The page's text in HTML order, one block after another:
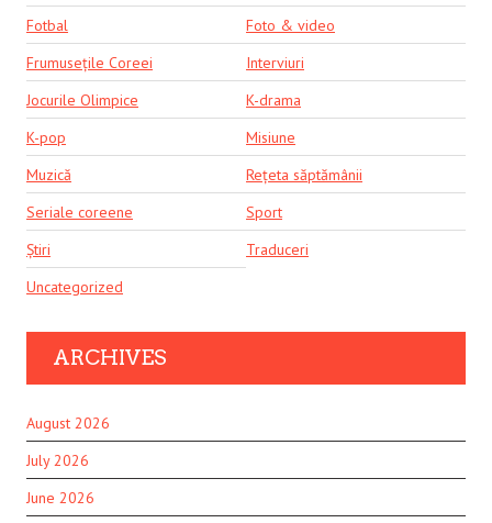
Fotbal
Foto & video
Frumusețile Coreei
Interviuri
Jocurile Olimpice
K-drama
K-pop
Misiune
Muzică
Rețeta săptămânii
Seriale coreene
Sport
Știri
Traduceri
Uncategorized
ARCHIVES
August 2026
July 2026
June 2026